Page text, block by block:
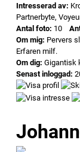
Intresserad av:
Partnerbyte,
Antal foto: 10
Om mig: Pervers
Erfaren milf.
Om dig: Gigantisk
Senast inloggad: